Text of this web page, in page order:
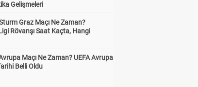
Gelişmeleri
Graz Maçı Ne Zaman?
Rövanşı Saat Kaçta, Hangi
Maçı Ne Zaman? UEFA Avrupa
Belli Oldu